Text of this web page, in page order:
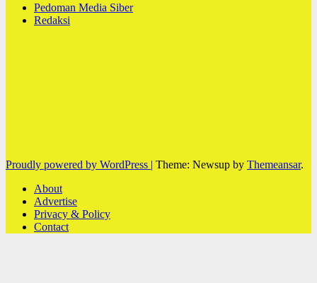
Pedoman Media Siber
Redaksi
Proudly powered by WordPress | Theme: Newsup by Themeansar.
About
Advertise
Privacy & Policy
Contact